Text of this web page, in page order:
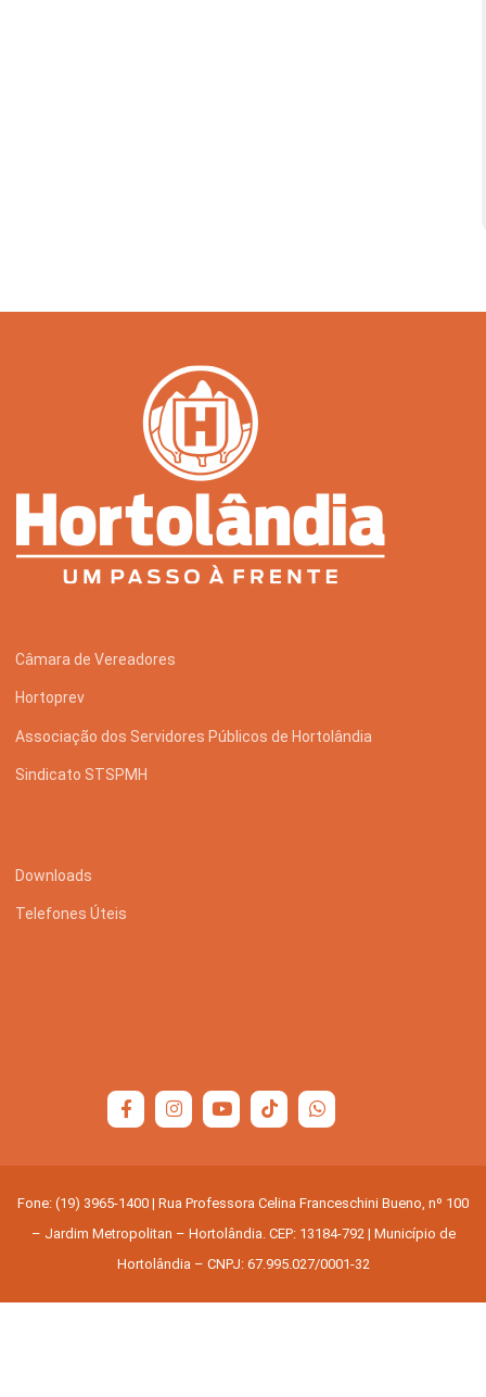
Câmara de Vereadores
Hortoprev
Associação dos Servidores Públicos de Hortolândia
Sindicato STSPMH
Downloads
Telefones Úteis
Fone: (19) 3965-1400 | Rua Professora Celina Franceschini Bueno, nº 100
– Jardim Metropolitan – Hortolândia. CEP: 13184-792 | Município de
Hortolândia – CNPJ: 67.995.027/0001-32